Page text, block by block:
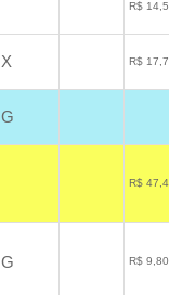
R$
X R$
G
R$
G R$